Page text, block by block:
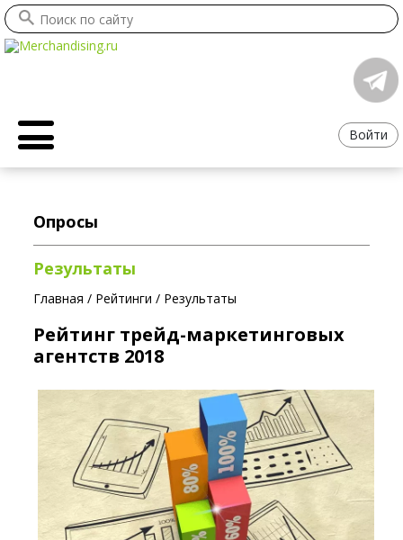
Войти
Главная / Рейтинги / Результаты
Рейтинг трейд-маркетинговых
агентств 2018
Опросы
Результаты